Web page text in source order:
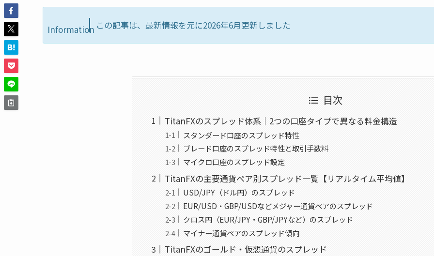
Information この記事は、最新情報を元に2026年6月更新しました
目次
TitanFXのスプレッド体系｜2つの口座タイプで異なる料金構造
スタンダード口座のスプレッド特性
ブレード口座のスプレッド特性と取引手数料
マイクロ口座のスプレッド設定
TitanFXの主要通貨ペア別スプレッド一覧【リアルタイム平均値】
USD/JPY（ドル円）のスプレッド
EUR/USD・GBP/USDなどメジャー通貨ペアのスプレッド
クロス円（EUR/JPY・GBP/JPYなど）のスプレッド
マイナー通貨ペアのスプレッド傾向
TitanFXのゴールド・仮想通貨のスプレッド